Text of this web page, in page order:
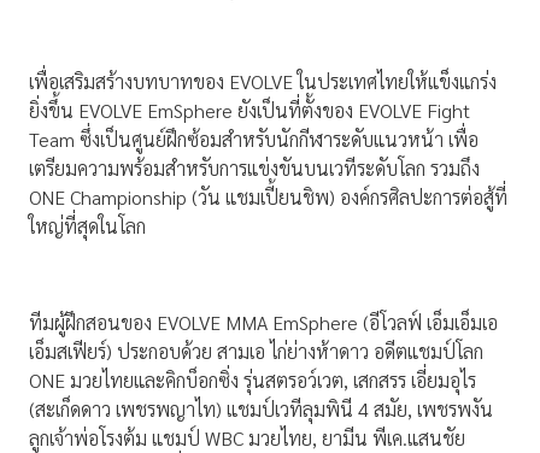
เพื่อเสริมสร้างบทบาทของ EVOLVE ในประเทศไทยให้แข็งแกร่ง
ยิ่งขึ้น EVOLVE EmSphere ยังเป็นที่ตั้งของ EVOLVE Fight
Team ซึ่งเป็นศูนย์ฝึกซ้อมสำหรับนักกีฬาระดับแนวหน้า เพื่อ
เตรียมความพร้อมสำหรับการแข่งขันบนเวทีระดับโลก รวมถึง
ONE Championship (วัน แชมเปี้ยนชิพ) องค์กรศิลปะการต่อสู้ที่
ใหญ่ที่สุดในโลก
ทีมผู้ฝึกสอนของ EVOLVE MMA EmSphere (อีโวลฟ์ เอ็มเอ็มเอ
เอ็มสเฟียร์) ประกอบด้วย สามเอ ไก่ย่างห้าดาว อดีตแชมป์โลก
ONE มวยไทยและคิกบ็อกซิ่ง รุ่นสตรอว์เวต, เสกสรร เอี่ยมอุไร
(สะเก็ดดาว เพชรพญาไท) แชมป์เวทีลุมพินี 4 สมัย, เพชรพงัน
ลูกเจ้าพ่อโรงต้ม แชมป์ WBC มวยไทย, ยามีน พีเค.แสนชัย